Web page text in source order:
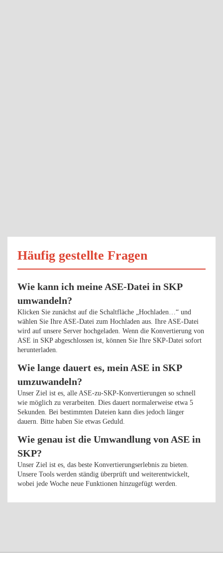
Häufig gestellte Fragen
Wie kann ich meine ASE-Datei in SKP
umwandeln?
Klicken Sie zunächst auf die Schaltfläche „Hochladen…“ und
wählen Sie Ihre ASE-Datei zum Hochladen aus. Ihre ASE-Datei
wird auf unsere Server hochgeladen. Wenn die Konvertierung von
ASE in SKP abgeschlossen ist, können Sie Ihre SKP-Datei sofort
herunterladen.
Wie lange dauert es, mein ASE in SKP
umzuwandeln?
Unser Ziel ist es, alle ASE-zu-SKP-Konvertierungen so schnell
wie möglich zu verarbeiten. Dies dauert normalerweise etwa 5
Sekunden. Bei bestimmten Dateien kann dies jedoch länger
dauern. Bitte haben Sie etwas Geduld.
Wie genau ist die Umwandlung von ASE in
SKP?
Unser Ziel ist es, das beste Konvertierungserlebnis zu bieten.
Unsere Tools werden ständig überprüft und weiterentwickelt,
wobei jede Woche neue Funktionen hinzugefügt werden.